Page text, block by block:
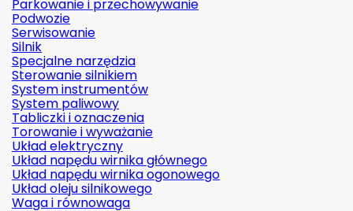
Parkowanie i przechowywanie
Podwozie
Serwisowanie
Silnik
Specjalne narzędzia
Sterowanie silnikiem
System instrumentów
System paliwowy
Tabliczki i oznaczenia
Torowanie i wyważanie
Układ elektryczny
Układ napędu wirnika głównego
Układ napędu wirnika ogonowego
Układ oleju silnikowego
Waga i równowaga